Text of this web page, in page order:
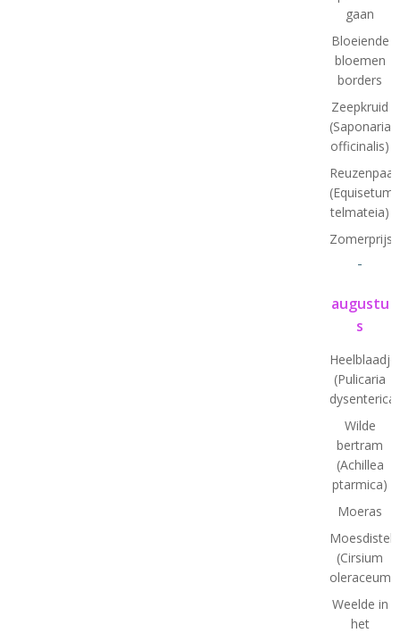
gaan
Bloeiende
bloemen
borders
Zeepkruid
(Saponaria
officinalis)
(Equisetum
telmateia)
-
augustu
s
(Pulicaria
dysenterica)
Wilde
bertram
(Achillea
ptarmica)
Moeras
Moesdistel
(Cirsium
oleraceum)
Weelde in
het